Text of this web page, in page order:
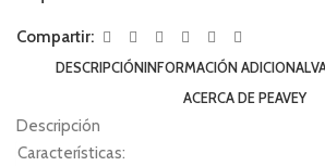
Compartir:
DESCRIPCIÓNINFORMACIÓN ADICIONAL
ACERCA DE PEAVEY
Descripción
Características: